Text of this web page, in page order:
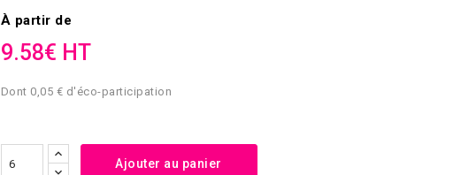
À partir de
9.58€ HT
Dont 0,05 € d'éco-participation
Ajouter au panier